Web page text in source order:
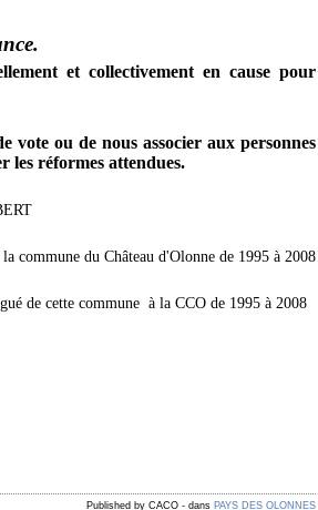
et collectivement en cause pour
ou de nous associer aux personnes
les réformes attendues.
la commune du Château d'Olonne de 1995 à 2008
de cette commune à la CCO de 1995 à 2008
Published by CACO - dans PAYS DES OLONNES